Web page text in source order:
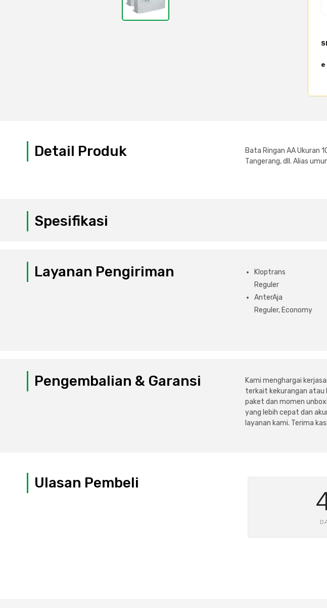
e
Detail Produk
Bata Ringan AA Ukuran
Tangerang, dll. Alias
Spesifikasi
Layanan Pengiriman
Kloptrans
Reguler
AnterAja
Reguler, Economy
Pengembalian & Garansi
Kami menghargai
terkait kekurangan atau
paket dan momen
yang lebih cepat dan
layanan kami. Terima
Ulasan Pembeli